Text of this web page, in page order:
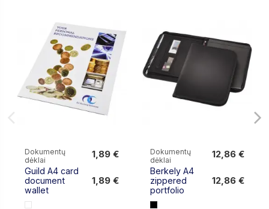
Dokumentų
dėklai
Guild A4 card
document
wallet
1,89 €
1,89 €
Dokumentų
dėklai
Berkely A4
zippered
portfolio
12,86 €
12,86 €